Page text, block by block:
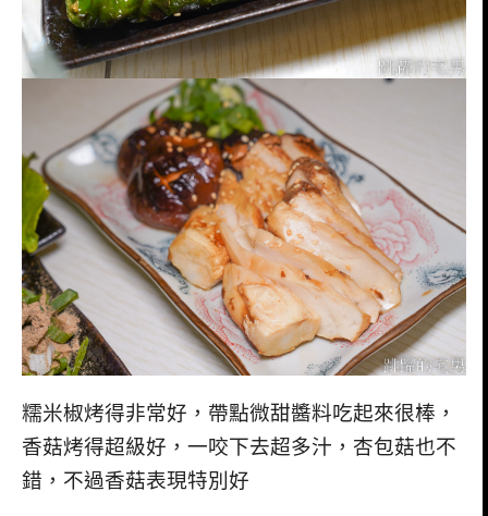
糯米椒烤得非常好，帶點微甜醬料吃起來很棒，
香菇烤得超級好，一咬下去超多汁，杏包菇也不
錯，不過香菇表現特別好